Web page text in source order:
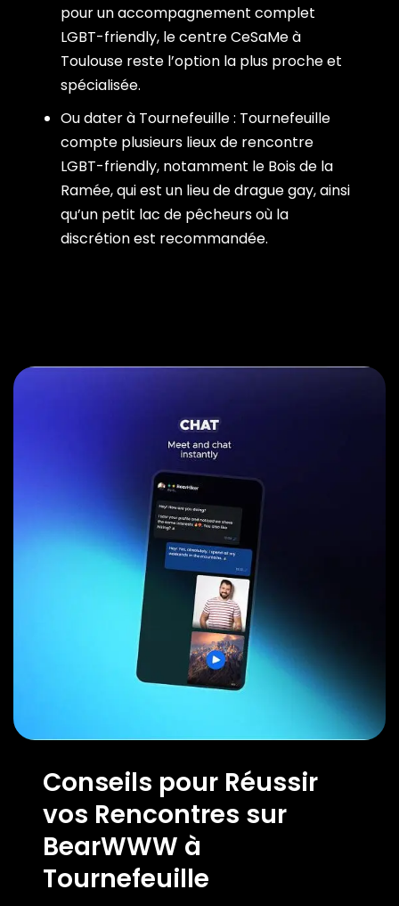
pour un accompagnement complet
LGBT-friendly, le centre CeSaMe à
Toulouse reste l’option la plus proche et
spécialisée.
Ou dater à Tournefeuille : Tournefeuille
compte plusieurs lieux de rencontre
LGBT-friendly, notamment le Bois de la
Ramée, qui est un lieu de drague gay, ainsi
qu’un petit lac de pêcheurs où la
discrétion est recommandée.
Conseils pour Réussir
vos Rencontres sur
BearWWW à
Tournefeuille